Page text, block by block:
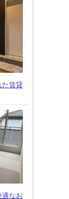
た賃貸
なお